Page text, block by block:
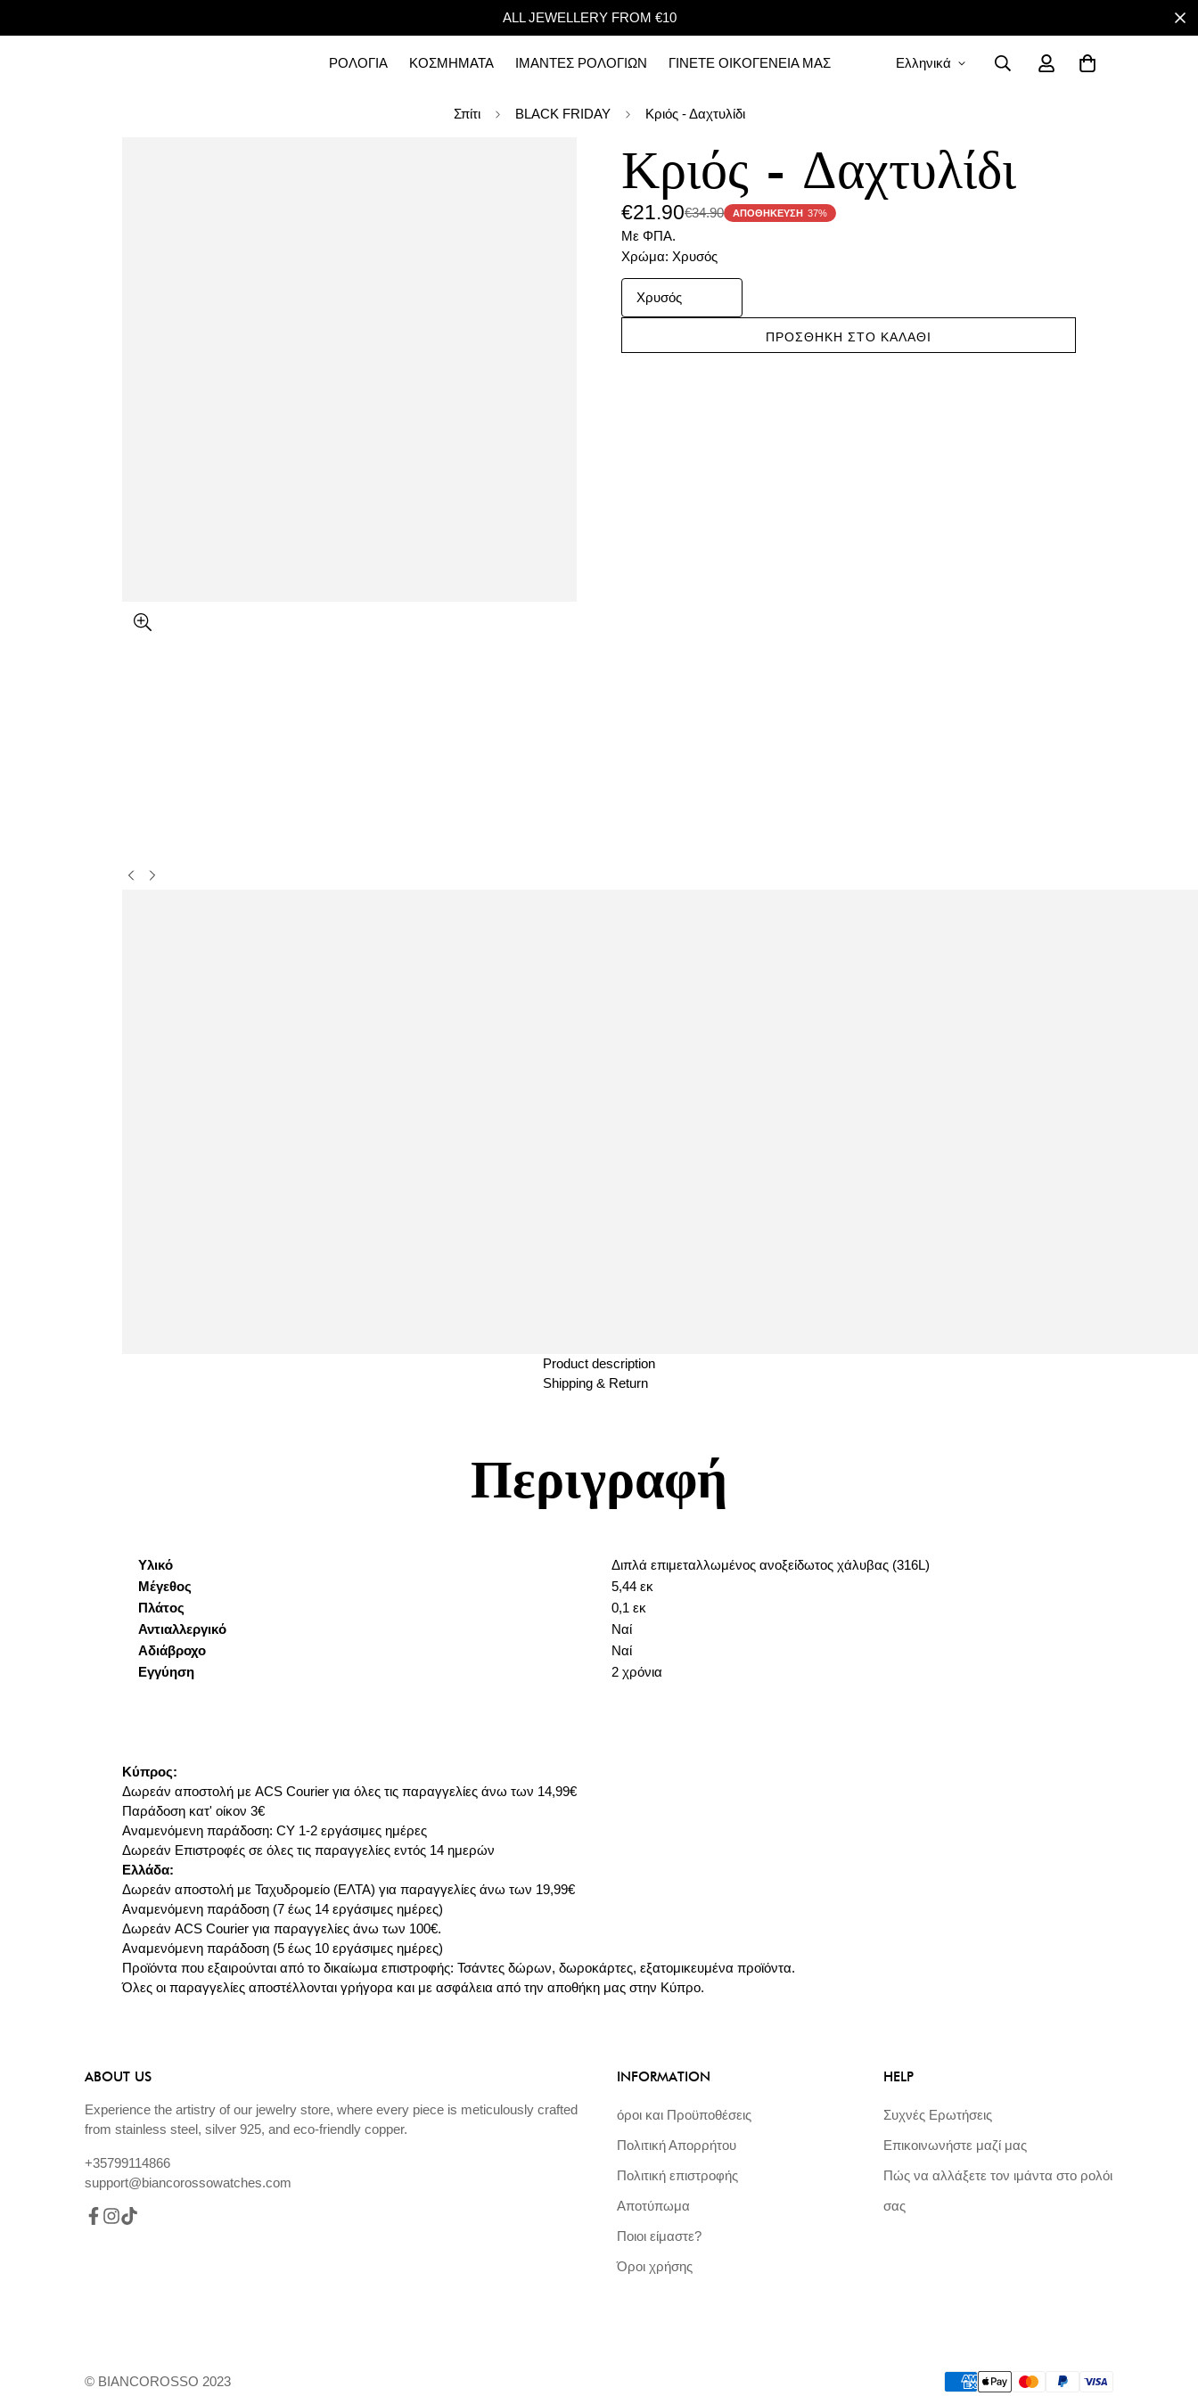
ALL JEWELLERY FROM €10
ΡΟΛΟΓΙΑ ΚΟΣΜΗΜΑΤΑ ΙΜΑΝΤΕΣ ΡΟΛΟΓΙΩΝ ΓΙΝΕΤΕ ΟΙΚΟΓΕΝΕΙΑ ΜΑΣ Ελληνικά
Σπίτι BLACK FRIDAY Κριός - Δαχτυλίδι
Κριός - Δαχτυλίδι
Τιμή
πώλησης
€21.90
Κανονική
τιμή
€34.90 ΑΠΟΘΉΚΕΥΣΗ 37%
Με ΦΠΑ.
Χρώμα: Χρυσός
ΠΡΟΣΘΉΚΗ ΣΤΟ ΚΑΛΆΘΙ
Product description
Shipping & Return
Περιγραφή
Υλικό
Διπλά επιμεταλλωμένος ανοξείδωτος χάλυβας (316L)
Μέγεθος
5,44 εκ
Πλάτος
0,1 εκ
Αντιαλλεργικό
Ναί
Αδιάβροχο
Ναί
Εγγύηση
2 χρόνια
Κύπρος:
Δωρεάν αποστολή με ACS Courier για όλες τις παραγγελίες άνω των 14,99€
Παράδοση κατ' οίκον 3€
Αναμενόμενη παράδοση: CY 1-2 εργάσιμες ημέρες
Δωρεάν Επιστροφές σε όλες τις παραγγελίες εντός 14 ημερών
Ελλάδα:
Δωρεάν αποστολή με Ταχυδρομείο (ΕΛΤΑ) για παραγγελίες άνω των 19,99€
Αναμενόμενη παράδοση (7 έως 14 εργάσιμες ημέρες)
Δωρεάν ACS Courier για παραγγελίες άνω των 100€.
Αναμενόμενη παράδοση (5 έως 10 εργάσιμες ημέρες)
Προϊόντα που εξαιρούνται από το δικαίωμα επιστροφής: Τσάντες δώρων, δωροκάρτες, εξατομικευμένα προϊόντα.
Όλες οι παραγγελίες αποστέλλονται γρήγορα και με ασφάλεια από την αποθήκη μας στην Κύπρο.
ABOUT US
Experience the artistry of our jewelry store, where every piece is meticulously crafted
from stainless steel, silver 925, and eco-friendly copper.
+35799114866
support@biancorossowatches.com
INFORMATION
όροι και Προϋποθέσεις
Πολιτική Απορρήτου
Πολιτική επιστροφής
Αποτύπωμα
Ποιοι είμαστε?
Όροι χρήσης
HELP
Συχνές Ερωτήσεις
Επικοινωνήστε μαζί μας
Πώς να αλλάξετε τον ιμάντα στο ρολόι
σας
© BIANCOROSSO 2023